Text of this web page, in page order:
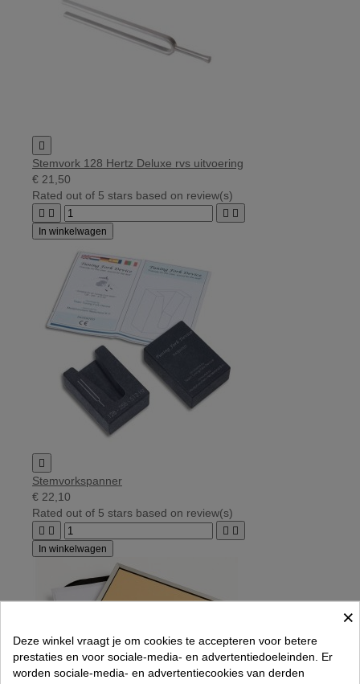

Stemvork 128 Hertz Deluxe rvs uitvoering
€ 21,50
Rated out of 5 stars based on review(s)
   
In winkelwagen

Stemvorkspanner
€ 22,10
Rated out of 5 stars based on review(s)
   
In winkelwagen
×
Deze winkel vraagt je om cookies te accepteren voor betere
prestaties en voor sociale-media- en advertentiedoeleinden. Er
worden sociale-media- en advertentiecookies van derden